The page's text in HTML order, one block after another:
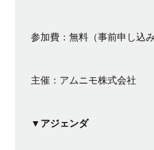
参加費：無料（事前申し込
主催：アムニモ株式会社
▼アジェンダ